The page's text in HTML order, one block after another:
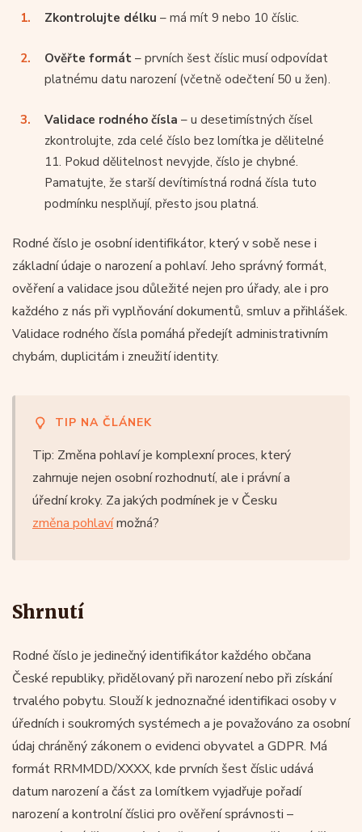
Zkontrolujte délku – má mít 9 nebo 10 číslic.
Ověřte formát – prvních šest číslic musí odpovídat
platnému datu narození (včetně odečtení 50 u žen).
Validace rodného čísla – u desetimístných čísel
zkontrolujte, zda celé číslo bez lomítka je dělitelné
11. Pokud dělitelnost nevyjde, číslo je chybné.
Pamatujte, že starší devítimístná rodná čísla tuto
podmínku nesplňují, přesto jsou platná.
Rodné číslo je osobní identifikátor, který v sobě nese i
základní údaje o narození a pohlaví. Jeho správný formát,
ověření a validace jsou důležité nejen pro úřady, ale i pro
každého z nás při vyplňování dokumentů, smluv a přihlášek.
Validace rodného čísla pomáhá předejít administrativním
chybám, duplicitám i zneužití identity.
TIP NA ČLÁNEK
Tip: Změna pohlaví je komplexní proces, který
zahrnuje nejen osobní rozhodnutí, ale i právní a
úřední kroky. Za jakých podmínek je v Česku
změna pohlavímožná?
Shrnutí
Rodné číslo je jedinečný identifikátor každého občana
České republiky, přidělovaný při narození nebo při získání
trvalého pobytu. Slouží k jednoznačné identifikaci osoby v
úředních i soukromých systémech a je považováno za osobní
údaj chráněný zákonem o evidenci obyvatel a GDPR. Má
formát RRMMDD/XXXX, kde prvních šest číslic udává
datum narození a část za lomítkem vyjadřuje pořadí
narození a kontrolní číslici pro ověření správnosti –